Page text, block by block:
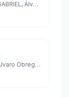
CARRETERA MEXICO TOLUCA 1375, SAN GABRIEL, Álvaro Obregón, Ciudad de México
GUSTAVO E CAMPA 54, GUADALUPE INN, Álvaro Obregón, Ciudad de México